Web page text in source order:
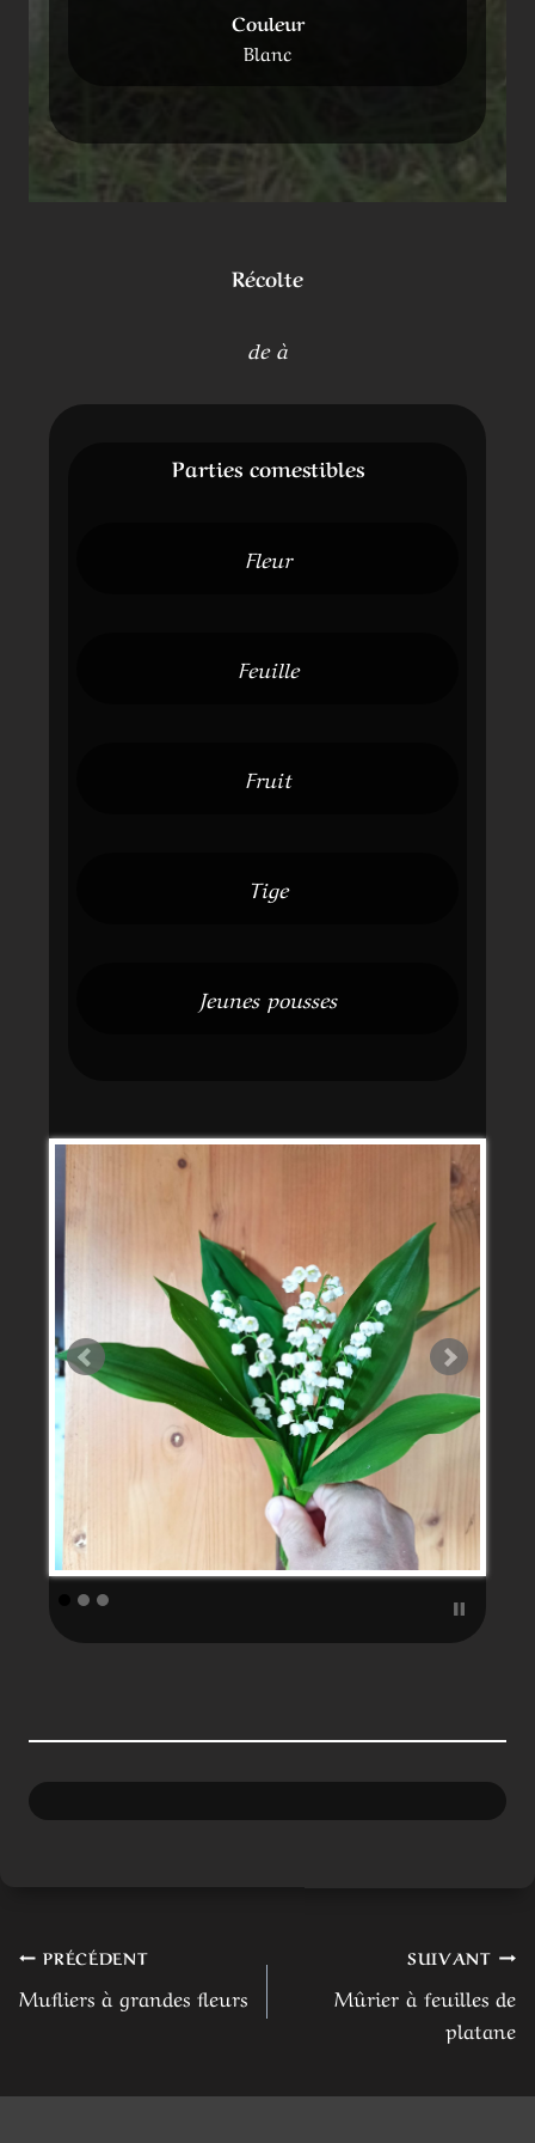
Couleur
Blanc
Récolte
de à
Parties comestibles
Fleur
Feuille
Fruit
Tige
Jeunes pousses